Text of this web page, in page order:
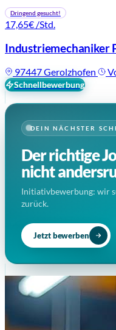
Dringend gesucht!
17,65€ /Std.
Industriemechaniker
97447 Gerolzhofen
Schnellbewerbung
DEIN NÄCHSTER
Der richtige
nicht
Initiativbewerbung: wir
zurück.
Jetzt bewerben